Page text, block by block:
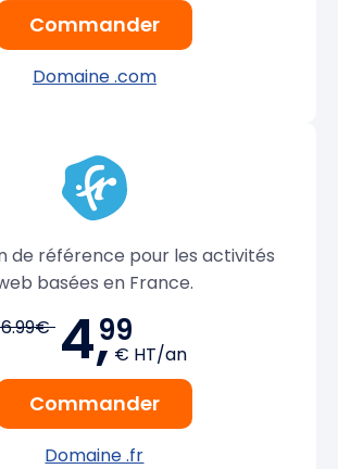
Commander
Domaine .com
de référence pour les activités
basées en France.
6.99€ 4,99
€ HT/an
Commander
Domaine .fr